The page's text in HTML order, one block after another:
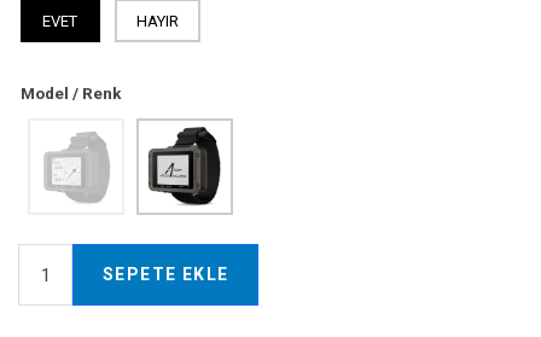
EVET HAYIR
Model / Renk
SEPETE EKLE